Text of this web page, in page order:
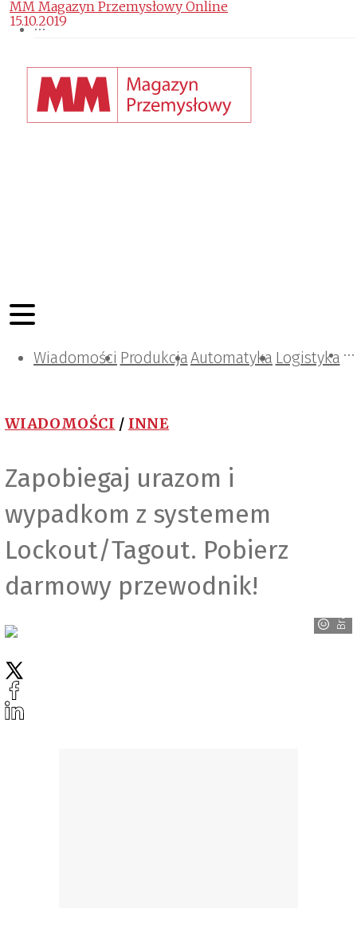
Wiadomości ProdukcjaAutomatyka Logistyka
Projektowanie i konstrukcje
Zarządzanie i IT
Tematy specjalne
WIADOMOŚCI / INNE
Zapobiegaj urazom i
wypadkom z systemem
Lockout/Tagout. Pobierz
darmowy przewodnik!
Brady
MM Magazyn Przemysłowy Online
15.10.2019